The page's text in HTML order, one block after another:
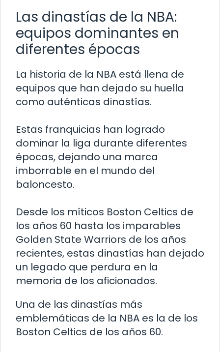
Las dinastías de la NBA:
equipos dominantes en
diferentes épocas
La historia de la NBA está llena de
equipos que han dejado su huella
como auténticas dinastías.
Estas franquicias han logrado
dominar la liga durante diferentes
épocas, dejando una marca
imborrable en el mundo del
baloncesto.
Desde los míticos Boston Celtics de
los años 60 hasta los imparables
Golden State Warriors de los años
recientes, estas dinastías han dejado
un legado que perdura en la
memoria de los aficionados.
Una de las dinastías más
emblemáticas de la NBA es la de los
Boston Celtics de los años 60.